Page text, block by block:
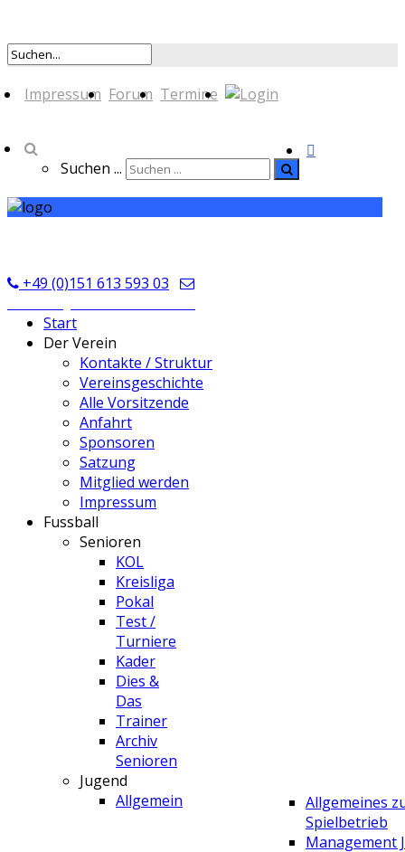
Impressum Forum Termine
Suchen ...
+49 (0)151 613 593 03
Start
Der Verein
Kontakte / Struktur
Vereinsgeschichte
Alle Vorsitzende
Anfahrt
Sponsoren
Satzung
Mitglied werden
Impressum
Fussball
Senioren
KOL
Kreisliga
Pokal
Test /
Turniere
Kader
Dies &
Das
Trainer
Archiv
Senioren
Jugend
Allgemein
Allgemeines
Spielbetrieb
Management